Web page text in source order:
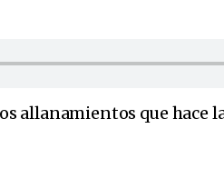
allanamientos que hace